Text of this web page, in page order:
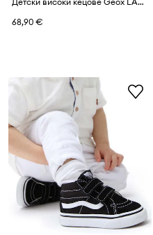
68,90 €